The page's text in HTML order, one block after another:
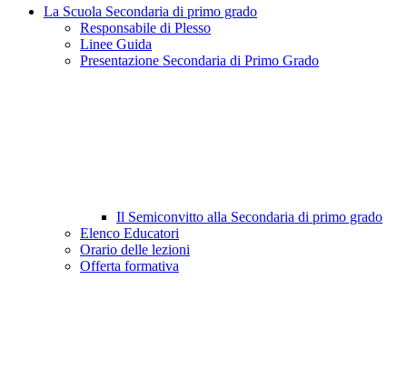
La Scuola Secondaria di primo grado
Responsabile di Plesso
Linee Guida
Presentazione Secondaria di Primo Grado
Il Semiconvitto alla Secondaria di primo grado
Elenco Educatori
Orario delle lezioni
Offerta formativa